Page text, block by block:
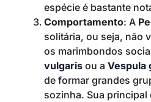
espécie é bastante
Comportamento: A
solitária, ou seja, não
os marimbondos
vulgaris ou a Vespula
de formar grandes
sozinha. Sua principal